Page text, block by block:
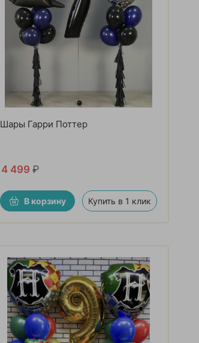
Шары Гарри Поттер
4 499 ₽
В корзину Купить в 1 клик